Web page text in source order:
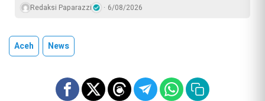
Redaksi Paparazzi 6/08/2026
Aceh News